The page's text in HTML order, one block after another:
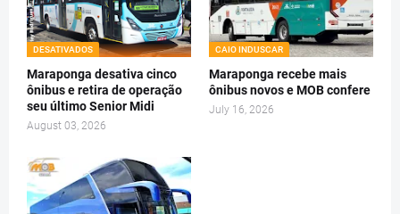
DESATIVADOS
Maraponga desativa cinco
ônibus e retira de operação
seu último Senior Midi
August 03, 2026
CAIO INDUSCAR
Maraponga recebe mais
ônibus novos e MOB confere
July 16, 2026